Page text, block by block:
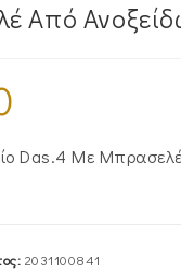
Από
Das.4 Με
2031100841